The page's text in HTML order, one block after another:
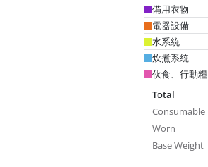
備用衣物
電器設備
水系統
炊煮系統
伙食、行動糧
Total
Consumable
Worn
Base Weight